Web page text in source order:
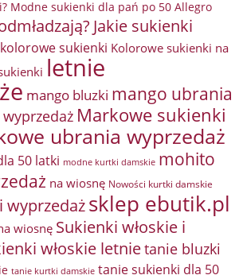
Modne sukienki dla pań po 50 Allegro
Jakie sukienki
kolorowe sukienki Kolorowe sukienki na
letnie
mango bluzki mango ubrania
Markowe sukienki
ubrania wyprzedaż
50 latki modne kurtki damskie mohito
na wiosnę Nowości kurtki damskie
wyprzedażsklep ebutik.pl
wiosnę Sukienki włoskie i
włoskie letnietanie bluzki
tanie kurtki damskie tanie sukienki dla 50